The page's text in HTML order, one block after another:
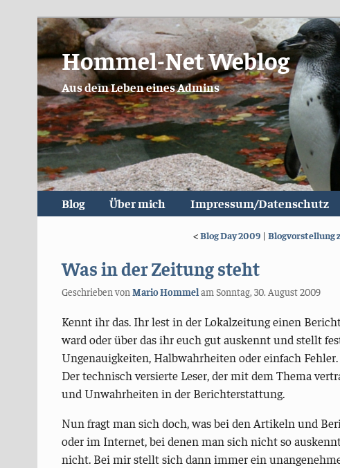
Hommel-Net Weblog
Aus dem Leben eines Admins
Blog Über mich Impressum/Datenschutz
<Blog Day 2009 | Blogvorstellung
Was in der Zeitung steht
Geschrieben von Mario Hommelam Sonntag, 30. August 2009
Kennt ihr das. Ihr lest in der Lokalzeitung einen
ward oder über das ihr euch gut auskennt und stellt
Ungenauigkeiten, Halbwahrheiten oder einfach
Der technisch versierte Leser, der mit dem Thema
und Unwahrheiten in der Berichterstattung.
Nun fragt man sich doch, was bei den Artikeln und
oder im Internet, bei denen man sich nicht so
nicht. Bei mir stellt sich dann immer ein